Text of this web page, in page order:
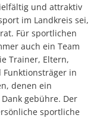
und attraktiv
im Landkreis sei,
Für sportlichen
auch ein Team
Trainer, Eltern,
Funktionsträger in
denen ein
gebühre. Der
sportliche